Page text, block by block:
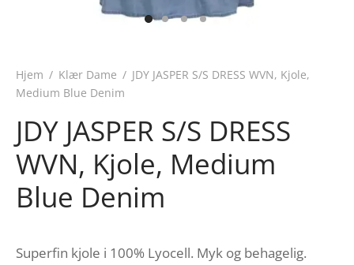
Hjem / Klær Dame / JDY JASPER S/S DRESS WVN, Kjole,
Medium Blue Denim
JDY JASPER S/S DRESS
WVN, Kjole, Medium
Blue Denim
Superfin kjole i 100% Lyocell. Myk og behagelig.